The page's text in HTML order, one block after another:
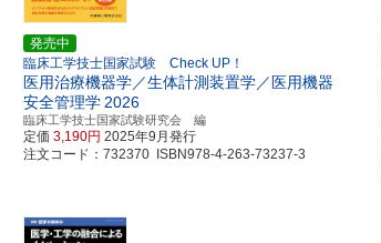
発売中
臨床工学技士国家試験 Check UP！
医用治療機器学／生体計測装置学／医用機器
安全管理学2026
臨床工学技士国家試験研究会 編
定価3,190円 2025年9月発行
注文コード：732370 ISBN978-4-263-73237-3